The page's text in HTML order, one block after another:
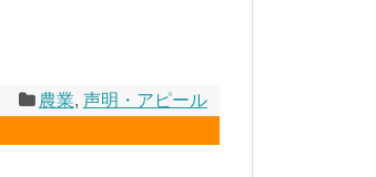
農業, 声明・アピール